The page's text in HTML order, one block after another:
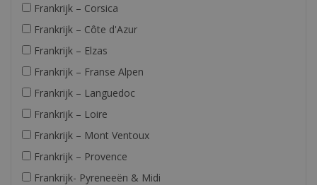
Frankrijk – Corsica
Frankrijk – Côte d'Azur
Frankrijk – Elzas
Frankrijk – Franse Alpen
Frankrijk – Languedoc
Frankrijk – Loire
Frankrijk – Mont Ventoux
Frankrijk – Provence
Frankrijk- Pyreneeën & Midi